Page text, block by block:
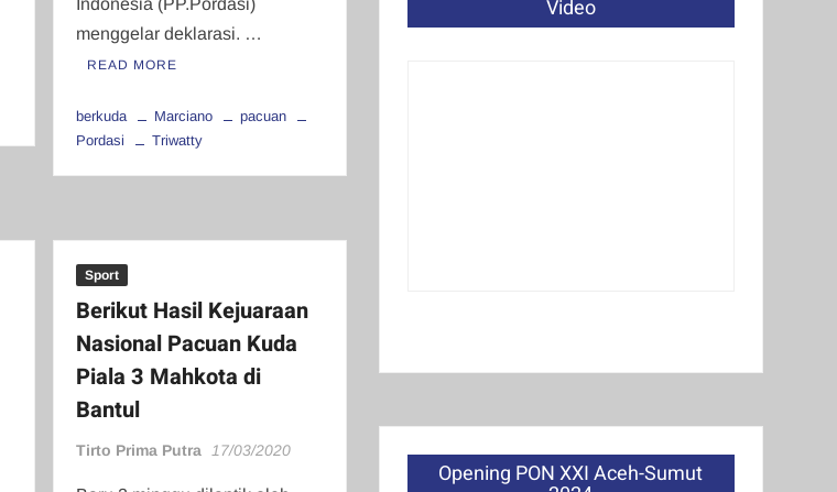
menggelar deklarasi. …
READ MORE
berkuda Marciano
pacuan
Pordasi
Triwatty
Sport
Berikut Hasil Kejuaraan
Nasional Pacuan Kuda
Piala 3 Mahkota di
Bantul
Tirto Prima Putra 17/03/2020
Video
Opening PON XXI Aceh-Sumut